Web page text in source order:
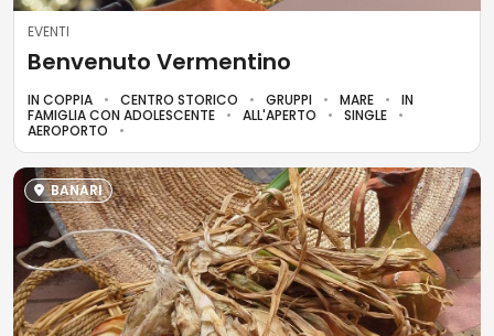
EVENTI
Benvenuto Vermentino
IN COPPIA CENTRO STORICO GRUPPI MARE
IN
FAMIGLIA CON ADOLESCENTE
ALL'APERTO
SINGLE
AEROPORTO
BANARI